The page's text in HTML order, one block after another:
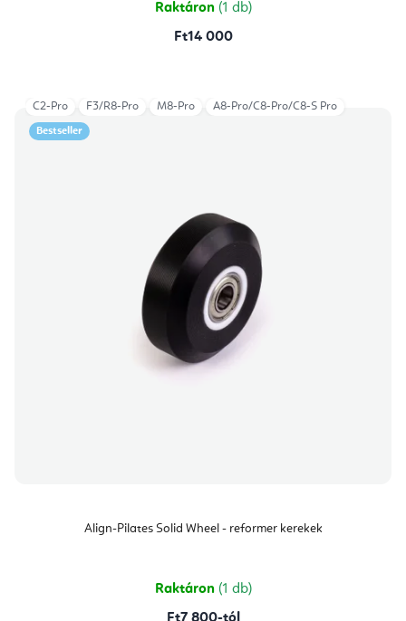
Raktáron (1 db)
Ft14 000
Bestseller
Align-Pilates Solid Wheel - reformer kerekek
Raktáron (1 db)
C2-Pro F3/R8-Pro M8-Pro A8-Pro/C8-Pro/C8-S Pro